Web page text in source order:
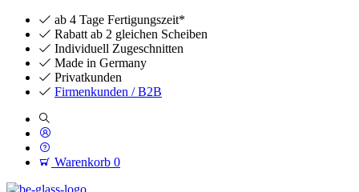
ab 4 Tage Fertigungszeit*
Rabatt ab 2 gleichen Scheiben
Individuell Zugeschnitten
Made in Germany
Privatkunden
Firmenkunden / B2B
Warenkorb 0